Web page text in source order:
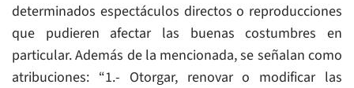
determinados espectáculos directos o reproducciones
que pudieren afectar las buenas costumbres en
particular. Además de la mencionada, se señalan como
atribuciones: “1.- Otorgar, renovar o modificar las